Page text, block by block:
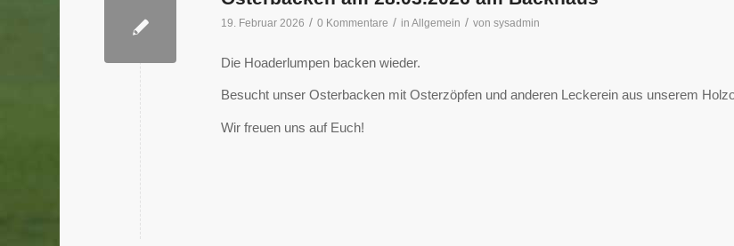
19. Februar 2026 / 0 Kommentare / inAllgemein / vonsysadmin
Die Hoaderlumpen backen wieder.
Besucht unser Osterbacken mit Osterzöpfen und anderen Leckerein aus unserem
Wir freuen uns auf Euch!